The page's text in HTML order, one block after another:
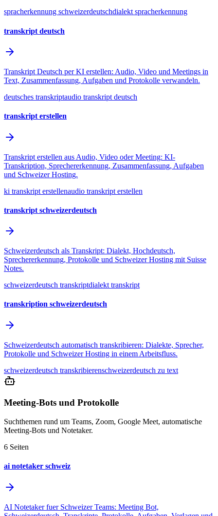
spracherkennung schweizerdeutschdialekt spracherkennung
transkript deutsch
Transkript Deutsch per KI erstellen: Audio, Video und Meetings in
Text, Zusammenfassung, Aufgaben und Protokolle verwandeln.
deutsches transkriptaudio transkript deutsch
transkript erstellen
Transkript erstellen aus Audio, Video oder Meeting: KI-
Transkription, Sprechererkennung, Zusammenfassung, Aufgaben
und Schweizer Hosting.
ki transkript erstellenaudio transkript erstellen
transkript schweizerdeutsch
Schweizerdeutsch als Transkript: Dialekt, Hochdeutsch,
Sprechererkennung, Protokolle und Schweizer Hosting mit Suisse
Notes.
schweizerdeutsch transkriptdialekt transkript
transkription schweizerdeutsch
Schweizerdeutsch automatisch transkribieren: Dialekte, Sprecher,
Protokolle und Schweizer Hosting in einem Arbeitsfluss.
schweizerdeutsch transkribierenschweizerdeutsch zu text
Meeting-Bots und Protokolle
Suchthemen rund um Teams, Zoom, Google Meet, automatische
Meeting-Bots und Notetaker.
6 Seiten
ai notetaker schweiz
AI Notetaker fuer Schweizer Teams: Meeting Bot,